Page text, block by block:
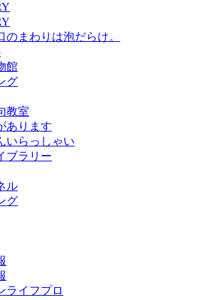
まわりは泡だらけ。
館
グ
教室
あります
いらっしゃい
ブラリー
ル
グ
ライフプロ